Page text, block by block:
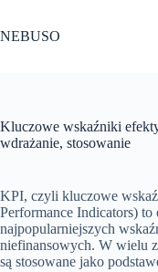
treści
NEBUSO
Kluczowe wskaźniki
wdrażanie, stosowanie
KPI, czyli kluczowe
Performance Indicators) to
najpopularniejszych
niefinansowych. W wielu
są stosowane jako